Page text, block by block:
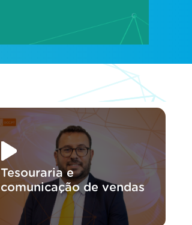
Tesouraria e
comunicação de vendas